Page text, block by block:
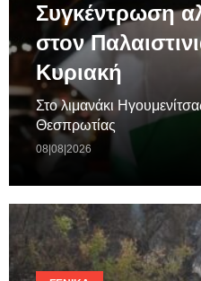
Συγκέντρωση
στον
Κυριακή
Στο λιμανάκι
Θεσπρωτίας
08|08|2026